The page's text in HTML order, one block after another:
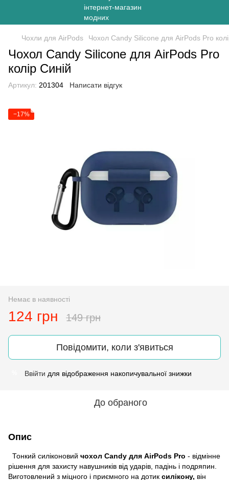
Чохли для AirPods Чохол Candy Silicone для AirPods Pro
Чохол Candy Silicone для AirPods Pro
колір Синій
Артикул: 201304 Написати відгук
−17%
Немає в наявності
124 грн 149 грн
Повідомити, коли з'явиться
Ввійти для відображення накопичувальної знижки
До обраного
Опис
Тонкий силіконовий чохол Candy для AirPods Pro - відмінне
рішення для захисту навушників від ударів, падінь і подряпин.
Виготовлений з міцного і приємного на дотик силікону, він